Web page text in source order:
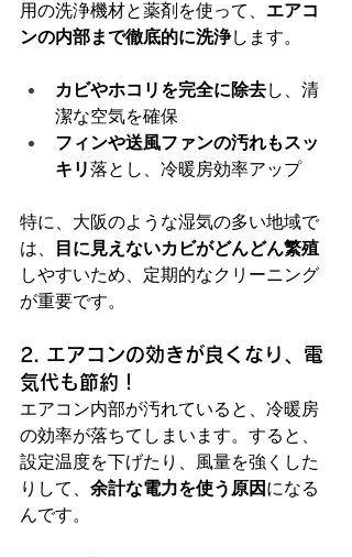
用の洗浄機材と薬剤を使って、 エアコ
ンの内部まで徹底的に洗浄します。
カビやホコリを完全に除去し、清
潔な空気を確保
フィンや送風ファンの汚れもスッ
キリ落とし、冷暖房効率アップ
特に、大阪のような湿気の多い地域で
は、
目に見えないカビがどんどん繁殖
しやすいため、定期的なクリーニング
が重要です。
2. エアコンの効きが良くなり、電
気代も節約！
エアコン内部が汚れていると、冷暖房
の効率が落ちてしまいます。すると、
設定温度を下げたり、風量を強くした
りして、 余計な電力を使う原因 になる
んです。